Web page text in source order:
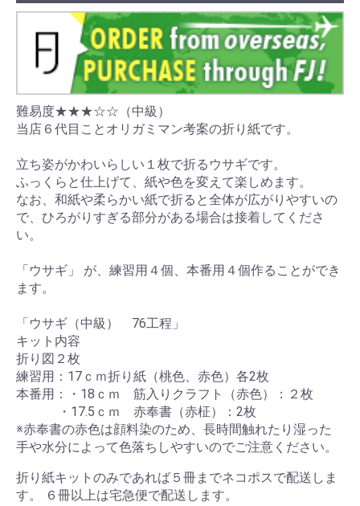
お買い物を続ける カートへ進む
難易度★★★☆☆（中級）
当店６代目ことオリガミマン考案の折り紙です。
立ち姿がかわいらしい１枚で折るウサギです。
ふっくらと仕上げて、紙や色を変えて楽しめます。
なお、和紙や柔らかい紙で折ると全体が広がりやすいの
で、ひろがりすぎる部分がある場合は接着してくださ
い。
「ウサギ」 が、練習用４個、本番用４個作ることができ
ます。
「ウサギ（中級） 76工程」
キット内容
折り図２枚
練習用：17ｃｍ折り紙（桃色、赤色）各2枚
本番用：・18ｃｍ 筋入りクラフト（赤色）：２枚
・17.5ｃｍ 赤奉書（赤柾）：2枚
※赤奉書の赤色は顔料染のため、長時間触れたり湿った
手や水分によって色落ちしやすいのでご注意ください。
折り紙キットのみであれば５冊までネコポスで配送しま
す。 ６冊以上は宅急便で配送します。